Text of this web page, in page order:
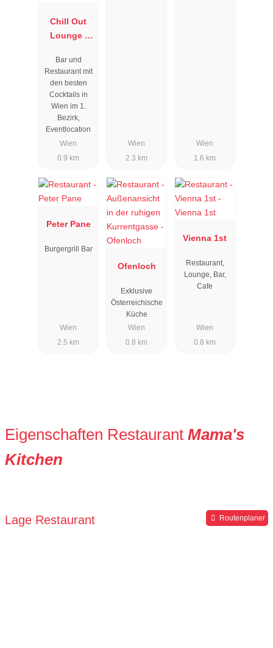
Chill Out
Lounge I
Wien
Bar und
Restaurant mit
den besten
Cocktails in
Wien im 1.
Bezirk,
Eventlocation
Wien
0.9 km
Wien
2.3 km
Wien
1.6 km
Peter Pane
Burgergrill Bar
Wien
2.5 km
Ofenloch
Exklusive
Österreichische
Küche
Wien
0.8 km
Vienna 1st
Restaurant,
Lounge, Bar,
Cafe
Wien
0.8 km
Eigenschaften Restaurant Mama's
Kitchen
Lage Restaurant Routenplaner